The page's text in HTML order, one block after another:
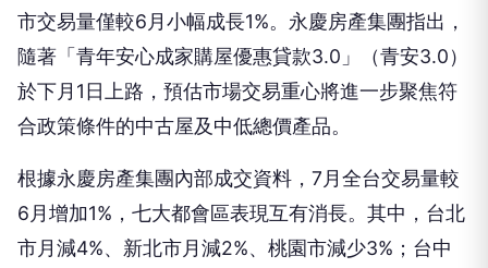
市交易量僅較6月小幅成長1%。永慶房產集團指出，
隨著「青年安心成家購屋優惠貸款3.0」（青安3.0）
於下月1日上路，預估市場交易重心將進一步聚焦符
合政策條件的中古屋及中低總價產品。
根據永慶房產集團內部成交資料，7月全台交易量較
6月增加1%，七大都會區表現互有消長。其中，台北
市月減4%、新北市月減2%、桃園市減少3%；台中